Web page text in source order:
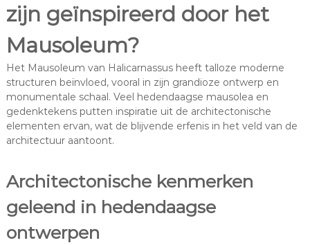
zijn geïnspireerd door het
Mausoleum?
Het Mausoleum van Halicarnassus heeft talloze moderne
structuren beïnvloed, vooral in zijn grandioze ontwerp en
monumentale schaal. Veel hedendaagse mausolea en
gedenktekens putten inspiratie uit de architectonische
elementen ervan, wat de blijvende erfenis in het veld van de
architectuur aantoont.
Architectonische kenmerken
geleend in hedendaagse
ontwerpen